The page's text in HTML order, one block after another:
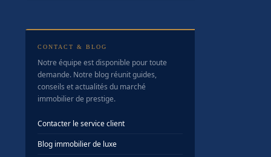
CONTACT & BLOG
Notre équipe est disponible pour toute
demande. Notre blog réunit guides,
conseils et actualités du marché
immobilier de prestige.
Contacter le service client
Blog immobilier de luxe